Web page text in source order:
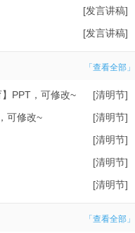
[发言讲稿]
[发言讲稿]
「查看全部」
[清明节]
PPT，可修改~
[清明节]
可修改~
[清明节]
[清明节]
[清明节]
「查看全部」